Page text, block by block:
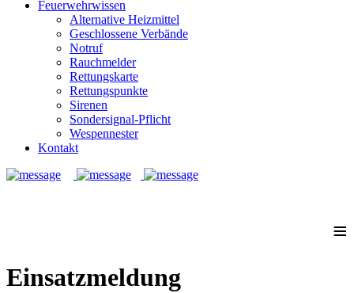
Feuerwehrwissen
Alternative Heizmittel
Geschlossene Verbände
Notruf
Rauchmelder
Rettungskarte
Rettungspunkte
Sirenen
Sondersignal-Pflicht
Wespennester
Kontakt
≡
Einsatzmeldung